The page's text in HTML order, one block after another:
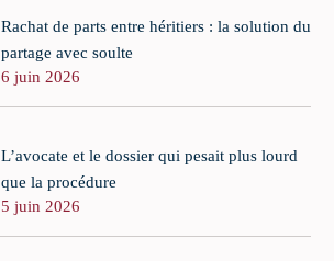
Rachat de parts entre héritiers : la solution du
partage avec soulte
6 juin 2026
L’avocate et le dossier qui pesait plus lourd
que la procédure
5 juin 2026